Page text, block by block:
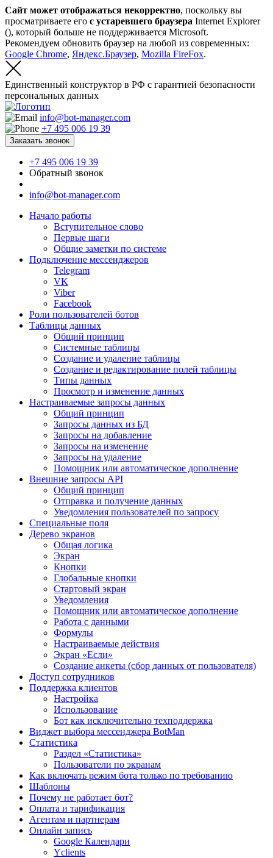
Сайт может отображаться некорректно, поскольку вы
просматриваете его с устаревшего браузера Internet Explorer
(), который больше не поддерживается Microsoft.
Рекомендуем обновить браузер на любой из современных:
Google Chrome, Яндекс.Браузер, Mozilla FireFox.
Единственный конструктор в РФ с гарантией безопасности
персональных данных
info@bot-manager.com
+7 495 006 19 39
Заказать звонок
+7 495 006 19 39
Обратный звонок
info@bot-manager.com
Начало работы
Вступительное слово
Первые шаги
Общие заметки по системе
Подключение мессенджеров
Telegram
VK
Viber
Facebook
Роли пользователей ботов
Таблицы данных
Общий принцип
Системные таблицы
Создание и удаление таблицы
Создание и редактирование полей таблицы
Типы данных
Просмотр и изменение данных
Настраиваемые запросы данных
Общий принцип
Запросы данных из БД
Запросы на добавление
Запросы на изменение
Запросы на удаление
Помощник или автоматическое дополнение
Внешние запросы API
Общий принцип
Отправка и получение данных
Уведомления пользователей по запросу
Специальные поля
Дерево экранов
Общая логика
Экран
Кнопки
Глобальные кнопки
Стартовый экран
Уведомления
Помощник или автоматическое дополнение
Работа с данными
Формулы
Настраиваемые действия
Экран «Если»
Создание анкеты (сбор данных от пользователя)
Доступ сотрудников
Поддержка клиентов
Настройка
Использование
Бот как исключительно техподдержка
Виджет выбора мессенджера BotMan
Статистика
Раздел «Статистика»
Пользователи по экранам
Как включать режим бота только по требованию
Шаблоны
Почему не работает бот?
Оплата и тарификация
Агентам и партнерам
Онлайн запись
Google Календари
Yclients